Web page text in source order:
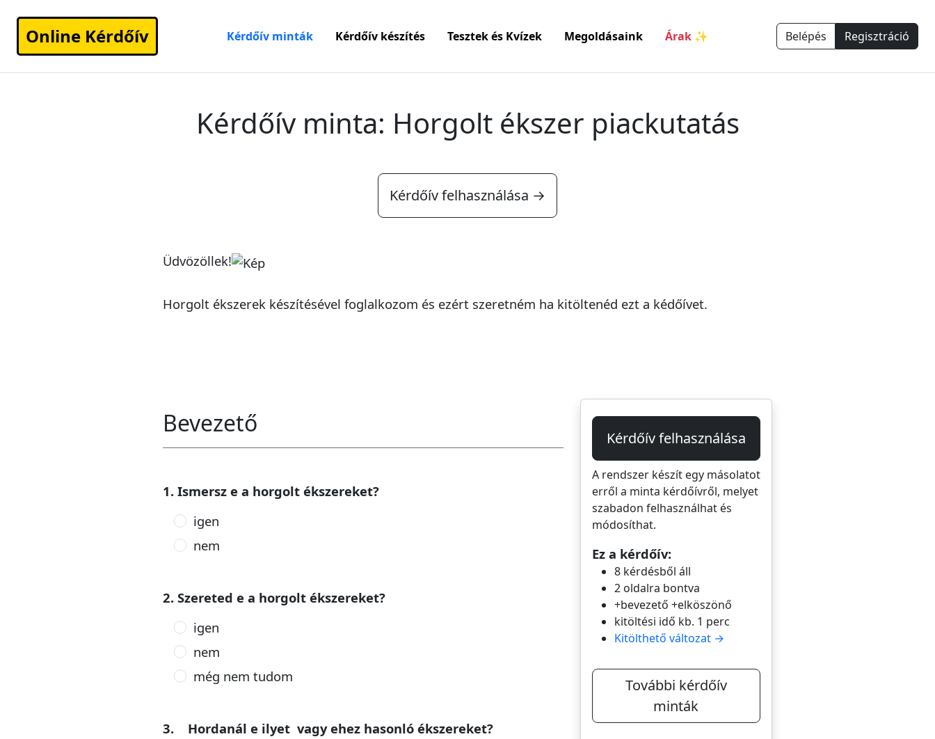
Online Kérdőív Kérdőív minták Kérdőív készítés Tesztek és Kvízek Megoldásaink Árak ✨ Belépés Regisztráció
Kérdőív minta: Horgolt ékszer piackutatás
Kérdőív felhasználása →
Üdvözöllek!
Horgolt ékszerek készítésével foglalkozom és ezért szeretném ha kitöltenéd ezt a kédőívet.
Bevezető
1. Ismersz e a horgolt ékszereket?
igen
nem
2. Szereted e a horgolt ékszereket?
igen
nem
még nem tudom
3. Hordanál e ilyet vagy ehez hasonló ékszereket?
Kérdőív felhasználása
A rendszer készít egy másolatot
erről a minta kérdőívről, melyet
szabadon felhasználhat és
módosíthat.
Ez a kérdőív:
8 kérdésből áll
2 oldalra bontva
+bevezető +elköszönő
kitöltési idő kb. 1 perc
Kitölthető változat →
További kérdőív
minták